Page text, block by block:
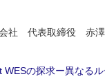
会社 代表取締役 赤
WESの探求ー異なる